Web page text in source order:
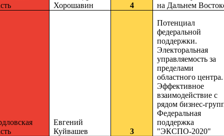
Хорошавин
4
на Дальнем
Евгений
Куйвашев
3
Потенциал
федеральной
поддержки.
Электоральная
управляемость за
пределами
областного центра.
Эффективное
взаимодействие с
рядом бизнес-
Федеральная
поддержка
"ЭКСПО-2020"